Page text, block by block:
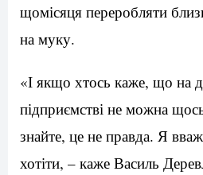
щомісяця переробляти
на муку.
«І якщо хтось каже, що на
підприємстві не можна
знайте, це не правда. Я
хотіти, – каже Василь